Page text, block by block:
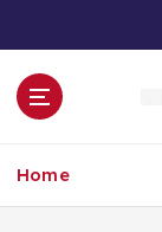
o
Home